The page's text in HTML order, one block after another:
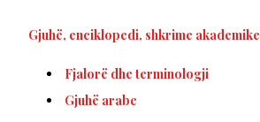
Gjuhë, enciklopedi, shkrime akademike
Fjalorë dhe terminologji
Gjuhë arabe